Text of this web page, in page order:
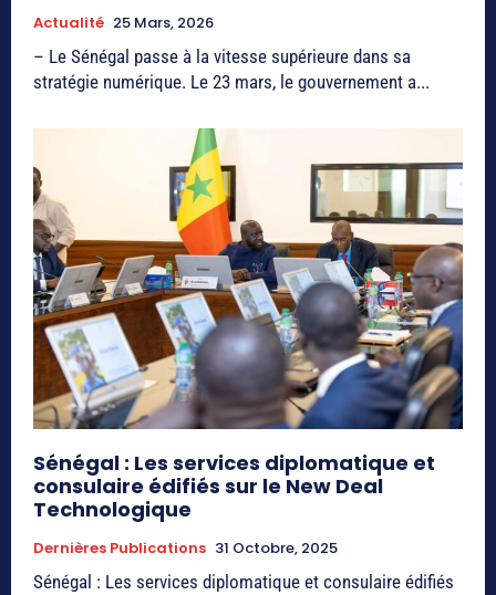
Actualité 25 Mars, 2026
– Le Sénégal passe à la vitesse supérieure dans sa
stratégie numérique. Le 23 mars, le gouvernement a...
Sénégal : Les services diplomatique et
consulaire édifiés sur le New Deal
Technologique
Dernières Publications 31 Octobre, 2025
Sénégal : Les services diplomatique et consulaire édifiés